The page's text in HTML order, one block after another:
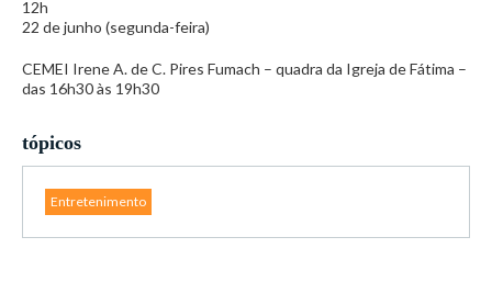
12h
22 de junho (segunda-feira)
CEMEI Irene A. de C. Pires Fumach – quadra da Igreja de Fátima –
das 16h30 às 19h30
tópicos
Entretenimento